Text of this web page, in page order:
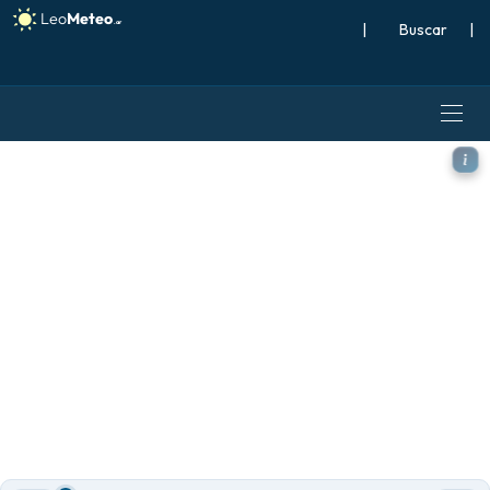
| |
ECMWF IFS 0.25° modelo